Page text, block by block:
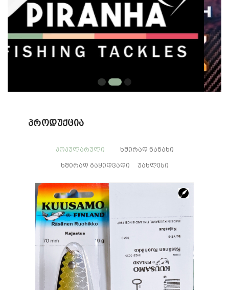
Პროდუქცია
ᲞᲝᲞᲣᲚᲐᲠᲣᲚᲘ ᲮᲨᲘᲠᲐᲓ ᲜᲐᲜᲐᲮᲘ
ᲮᲨᲘᲠᲐᲓ ᲒᲐᲧᲘᲓᲕᲐᲓᲘ ᲣᲐᲮᲚᲔᲡᲘ